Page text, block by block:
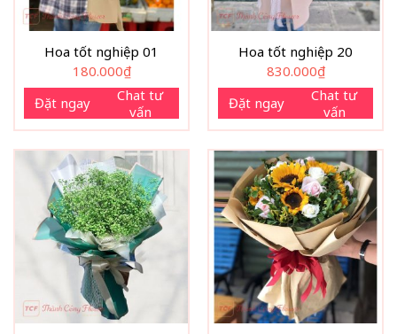
Hoa tốt nghiệp 01
180.000₫
Đặt ngay
Chat tư
vấn
Hoa tốt nghiệp 20
830.000₫
Đặt ngay
Chat tư
vấn